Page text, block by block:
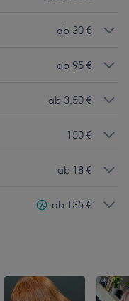
ab 30 €
ab 95 €
ab 3,50 €
150 €
ab 18 €
ab 135 €